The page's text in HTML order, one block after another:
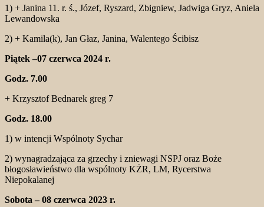
1) + Janina 11. r. ś., Józef, Ryszard, Zbigniew, Jadwiga Gryz, Aniela
Lewandowska
2) + Kamila(k), Jan Głaz, Janina, Walentego Ścibisz
Piątek –07 czerwca 2024 r.
Godz. 7.00
+ Krzysztof Bednarek greg 7
Godz. 18.00
1) w intencji Wspólnoty Sychar
2) wynagradzająca za grzechy i zniewagi NSPJ oraz Boże
błogosławieństwo dla wspólnoty KŻR, LM, Rycerstwa
Niepokalanej
Sobota – 08 czerwca 2023 r.